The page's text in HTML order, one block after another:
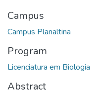
Campus
Campus Planaltina
Program
Licenciatura em Biologia
Abstract